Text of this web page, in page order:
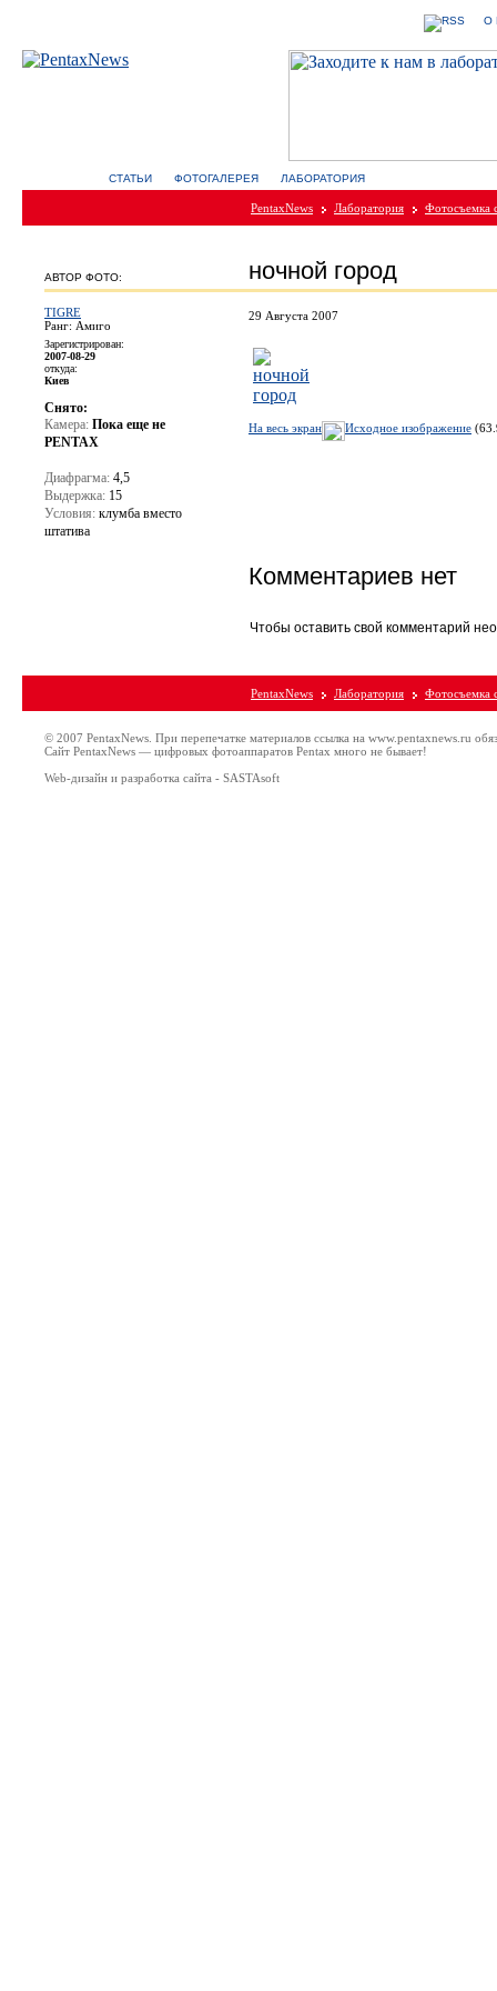
О
СТАТЬИ ФОТОГАЛЕРЕЯ ЛАБОРАТОРИЯ
PentaxNews Лаборатория Фотосъемка
АВТОР ФОТО: ночной город
TIGRE
Ранг: Амиго
Зарегистрирован:
2007-08-29
откуда:
Киев
Снято:
Камера: Пока еще не
PENTAX
Диафрагма: 4,5
Выдержка: 15
Условия: клумба вместо
штатива
29 Августа 2007
На весь экран Исходное изображение
Комментариев нет
Чтобы оставить свой комментарий
PentaxNews Лаборатория Фотосъемка
© 2007 PentaxNews. При перепечатке материалов ссылка на www.pentaxnews.ru
Сайт PentaxNews — цифровых фотоаппаратов Pentax много не бывает!
Web-дизайн и разработка сайта - SASTAsoft